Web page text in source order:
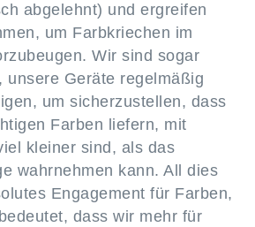
abgelehnt) und ergreifen
um Farbkriechen im
Wir sind sogar
unsere Geräte regelmäßig
um sicherzustellen, dass
Farben liefern, mit
kleiner sind, als das
wahrnehmen kann. All dies
Engagement für Farben,
dass wir mehr für